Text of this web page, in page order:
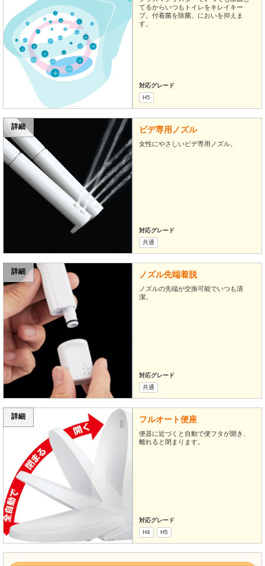
てるからいつもトイレをキレイキー
プ。付着菌を除菌。においを抑えま
す。
対応グレード
H5
詳細 ビデ専用ノズル
女性にやさしいビデ専用ノズル。
対応グレード
共通
詳細 ノズル先端着脱
ノズルの先端が交換可能でいつも清
潔。
対応グレード
共通
詳細 フルオート便座
便器に近づくと自動で便フタが開き、
離れると閉まります。
対応グレード
H4
H5